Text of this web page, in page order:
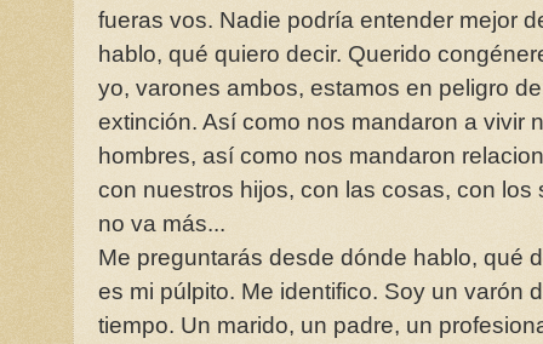
fueras vos. Nadie podría entender mejor
hablo, qué quiero decir. Querido
yo, varones ambos, estamos en peligro de
extinción. Así como nos mandaron a vivir
hombres, así como nos mandaron
con nuestros hijos, con las cosas, con los
no va más...
Me preguntarás desde dónde hablo, qué
es mi púlpito. Me identifico. Soy un varón
tiempo. Un marido, un padre, un